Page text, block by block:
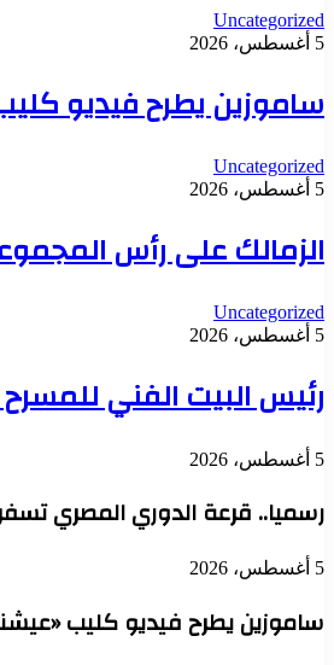
Uncategorized
5 أغسطس، 2026
ساموزين يطرح فيديو
Uncategorized
5 أغسطس، 2026
الزمالك على رأس
Uncategorized
5 أغسطس، 2026
رئيس البيت الفني
5 أغسطس، 2026
رسميا.. قرعة الدوري المصري
5 أغسطس، 2026
ساموزين يطرح فيديو كليب